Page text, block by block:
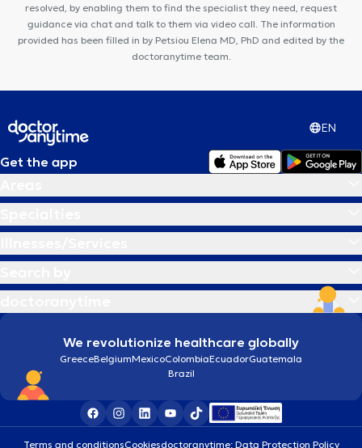
resolved, by enabling them to find the specialist they need, request
guidance via chat and talk to them via video call. The information
provided has been filled in by Petsiou Elena MD, PhD and edited by the
doctoranytime team.
EN
Get the app
We revolutionize healthcare globally
GreeceBelgiumMexicoColombiaEcuadorGuatemala
Brazil
Terms and conditionsCookiesdoctoranytime: Data Protection Policy